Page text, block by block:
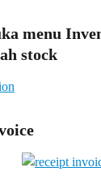
menu
stock